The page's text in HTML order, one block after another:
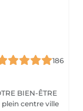
186
BIEN-ÊTRE